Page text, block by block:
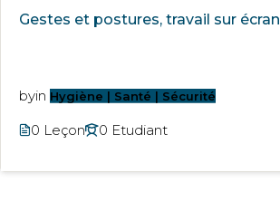
Gestes et postures, travail sur écran
byin Hygiène | Santé | Sécurité
0 Leçon 0 Etudiant